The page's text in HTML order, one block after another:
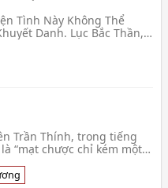
Tình Này Không Thể
Danh. Lục Bắc Thần,
Danh
Trần Thính, trong tiếng
“mạt chược chỉ kém một
Thanh Phong